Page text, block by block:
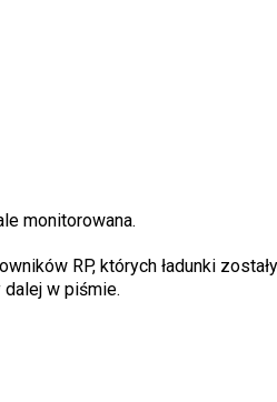
monitorowana.
RP, których ładunki
w piśmie.